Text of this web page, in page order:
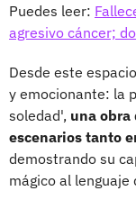
Puedes leer:
agresivo cáncer;
Desde este
y emocionante: la
soledad', una obra
escenarios tanto
demostrando su
mágico al lenguaje